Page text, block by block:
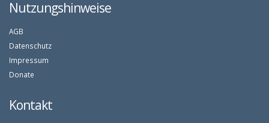
Nutzungshinweise
AGB
Datenschutz
Impressum
Donate
Kontakt